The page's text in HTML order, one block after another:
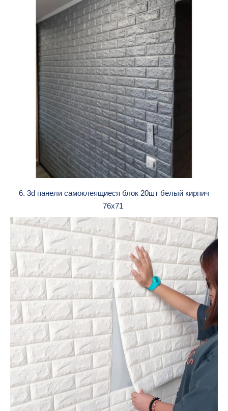
6. 3d панели самоклеящиеся блок 20шт белый кирпич
76х71